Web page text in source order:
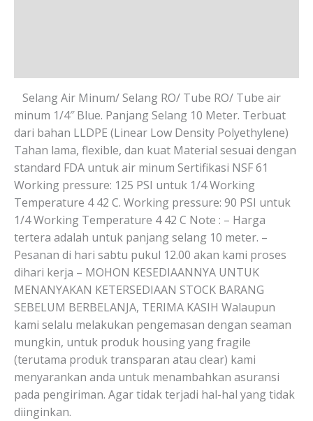
Selang Air Minum/ Selang RO/ Tube RO/ Tube air
minum 1/4″ Blue. Panjang Selang 10 Meter. Terbuat
dari bahan LLDPE (Linear Low Density Polyethylene)
Tahan lama, flexible, dan kuat Material sesuai dengan
standard FDA untuk air minum Sertifikasi NSF 61
Working pressure: 125 PSI untuk 1/4 Working
Temperature 4 42 C. Working pressure: 90 PSI untuk
1/4 Working Temperature 4 42 C Note : – Harga
tertera adalah untuk panjang selang 10 meter. –
Pesanan di hari sabtu pukul 12.00 akan kami proses
dihari kerja – MOHON KESEDIAANNYA UNTUK
MENANYAKAN KETERSEDIAAN STOCK BARANG
SEBELUM BERBELANJA, TERIMA KASIH Walaupun
kami selalu melakukan pengemasan dengan seaman
mungkin, untuk produk housing yang fragile
(terutama produk transparan atau clear) kami
menyarankan anda untuk menambahkan asuransi
pada pengiriman. Agar tidak terjadi hal-hal yang tidak
diinginkan.